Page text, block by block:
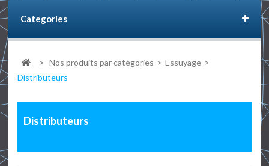
Categories
> Nos produits par catégories > Essuyage >
Distributeurs
Distributeurs